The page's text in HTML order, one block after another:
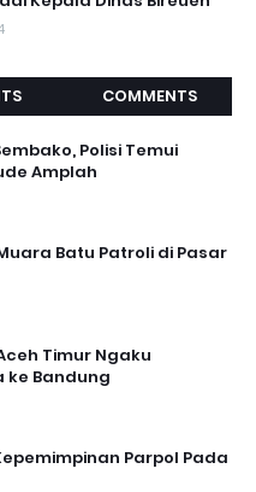
COMMENTS
Polisi Temui
Amplah
Batu Patroli di Pasar
Timur Ngaku
ke Bandung
Parpol Pada